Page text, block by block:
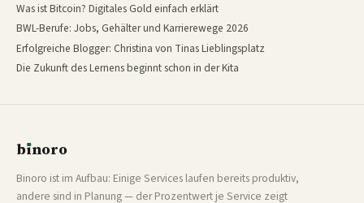
Was ist Bitcoin? Digitales Gold einfach erklärt
BWL-Berufe: Jobs, Gehälter und Karrierewege 2026
Erfolgreiche Blogger: Christina von Tinas Lieblingsplatz
Die Zukunft des Lernens beginnt schon in der Kita
bınoro
Binoro ist im Aufbau: Einige Services laufen bereits produktiv,
andere sind in Planung — der Prozentwert je Service zeigt